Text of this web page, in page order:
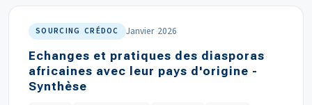
SOURCING CRÉDOC Janvier 2026
Echanges et pratiques des diasporas
africaines avec leur pays d'origine -
Synthèse